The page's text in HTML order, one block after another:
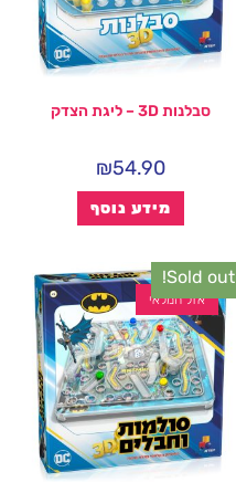
סבלנות 3D – ליגת הצדק
₪54.90
מידע נוסף
Sold out!
אזל המלאי